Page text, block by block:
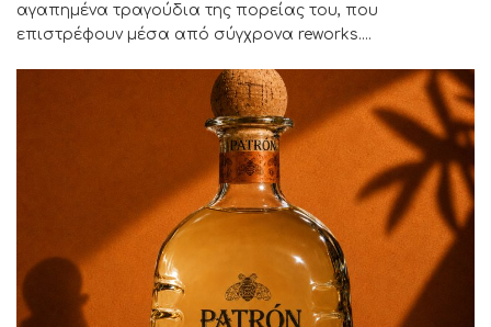
αγαπημένα τραγούδια της πορείας του, που
επιστρέφουν μέσα από σύγχρονα reworks....